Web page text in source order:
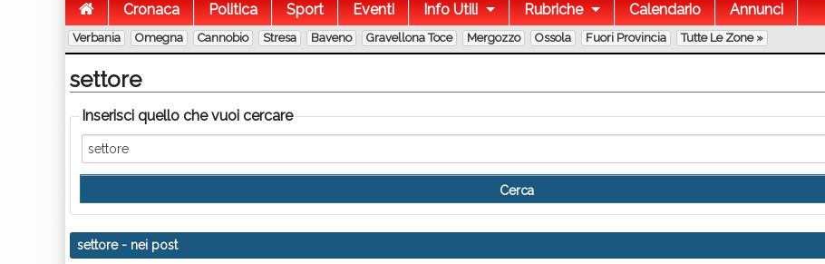
Cronaca
Politica Sport Eventi Info Utili Rubriche Calendario Annunci
Verbania Omegna Cannobio Stresa Baveno Gravellona Toce Mergozzo Ossola Fuori Provincia Tutte Le Zone »
settore
Inserisci quello che vuoi cercare
settore- nei post